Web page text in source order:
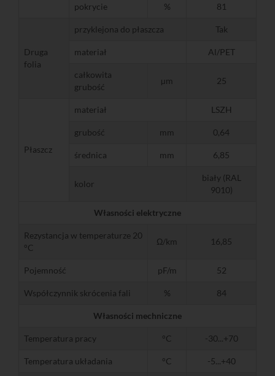
pokrycie % 81
Druga
folia
przyklejona do płaszcza Tak
materiał Al/PET
całkowita
grubość
µm 25
Płaszcz
materiał LSZH
grubość mm 0,64
średnica mm 6,85
kolor
biały (RAL
9010)
Własności elektryczne
Rezystancja w temperaturze 20
°C
Ω/km 16,85
Pojemność pF/m 52
Współczynnik skrócenia fali % 84
Własności mechniczne
Temperatura pracy °C -30...+70
Temperatura układania °C -5...+40